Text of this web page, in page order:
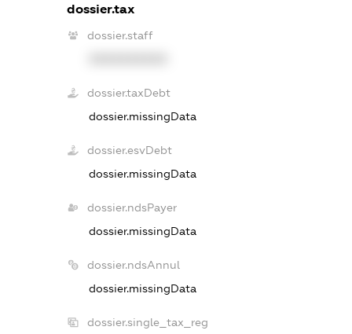
dossier.tax
dossier.staff
dossier.taxDebt
dossier.missingData
dossier.esvDebt
dossier.missingData
dossier.ndsPayer
dossier.missingData
dossier.ndsAnnul
dossier.missingData
dossier.single_tax_reg